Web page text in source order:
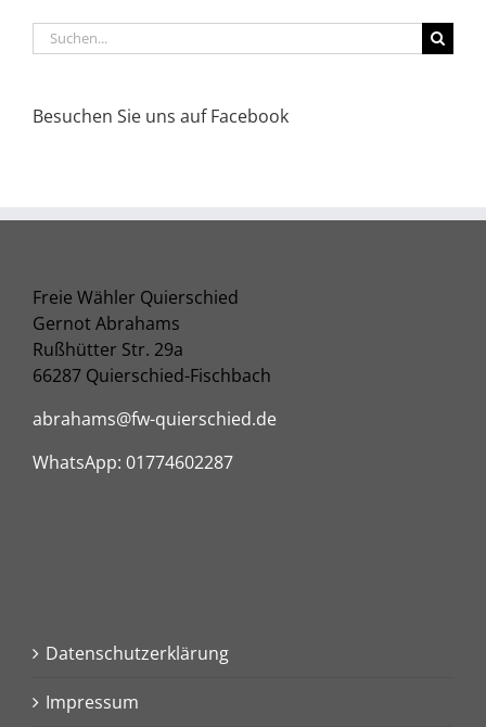
Suche
nach:
Besuchen Sie uns auf Facebook
Freie Wähler Quierschied
Gernot Abrahams
Rußhütter Str. 29a
66287 Quierschied-Fischbach
abrahams@fw-quierschied.de
WhatsApp: 01774602287
Datenschutzerklärung
Impressum